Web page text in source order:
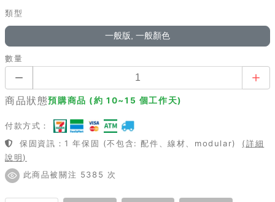
類型
一般版, 一般顏色
數量
商品狀態預購商品 (約 10~15 個工作天)
付款方式：
保固資訊：1 年保固 (不包含: 配件、線材、modular)
(詳細
說明)
此商品被關注 5385 次